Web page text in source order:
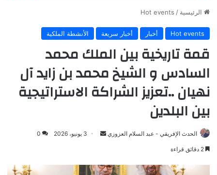
الرئيسية /
Hot events
Hot events أخبار أخبار سريعة الأنشطة الملكية
قمة تاريخية بين الملك محمد
السادس و الشيخ محمد بن زايد آل
نهيان ..تعزيز الشراكة الاستراتيجية
بين البلدين
الحدث الإفريقي - عبد السلام العزوزي
Send 3 يونيو، 2026 0